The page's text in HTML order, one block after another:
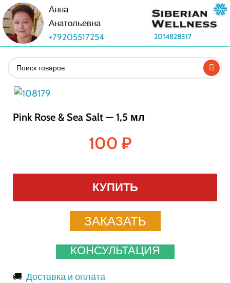
Анна
Анатольевна
+79205517254
2014828317
Pink Rose & Sea Salt — 1,5 мл
100 ₽
КУПИТЬ
ЗАКАЗАТЬ
КОНСУЛЬТАЦИЯ
🚚 Доставка и оплата